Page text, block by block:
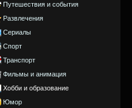
Путешествия и события
Развлечения
Сериалы
Спорт
Транспорт
Фильмы и анимация
Хобби и образование
Юмор